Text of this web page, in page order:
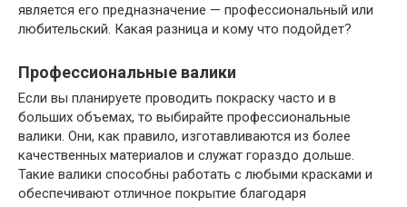
является его предназначение — профессиональный или
любительский. Какая разница и кому что подойдет?
Профессиональные валики
Если вы планируете проводить покраску часто и в
больших объемах, то выбирайте профессиональные
валики. Они, как правило, изготавливаются из более
качественных материалов и служат гораздо дольше.
Такие валики способны работать с любыми красками и
обеспечивают отличное покрытие благодаря